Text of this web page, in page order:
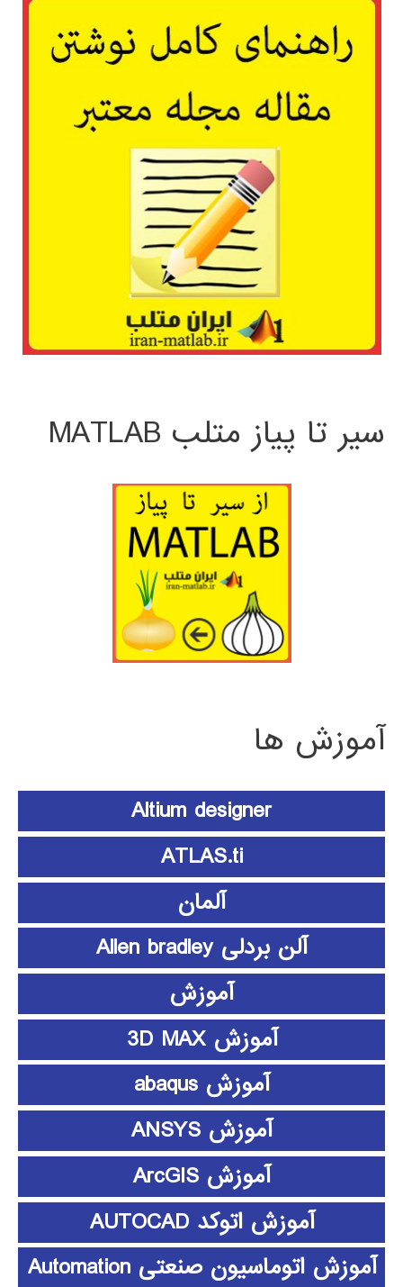
سیر تا پیاز متلب MATLAB
آموزش ها
Altium designer
ATLAS.ti
آلمان
آلن بردلی Allen bradley
آموزش
آموزش 3D MAX
آموزش abaqus
آموزش ANSYS
آموزش ArcGIS
آموزش اتوکد AUTOCAD
آموزش اتوماسیون صنعتی Automation